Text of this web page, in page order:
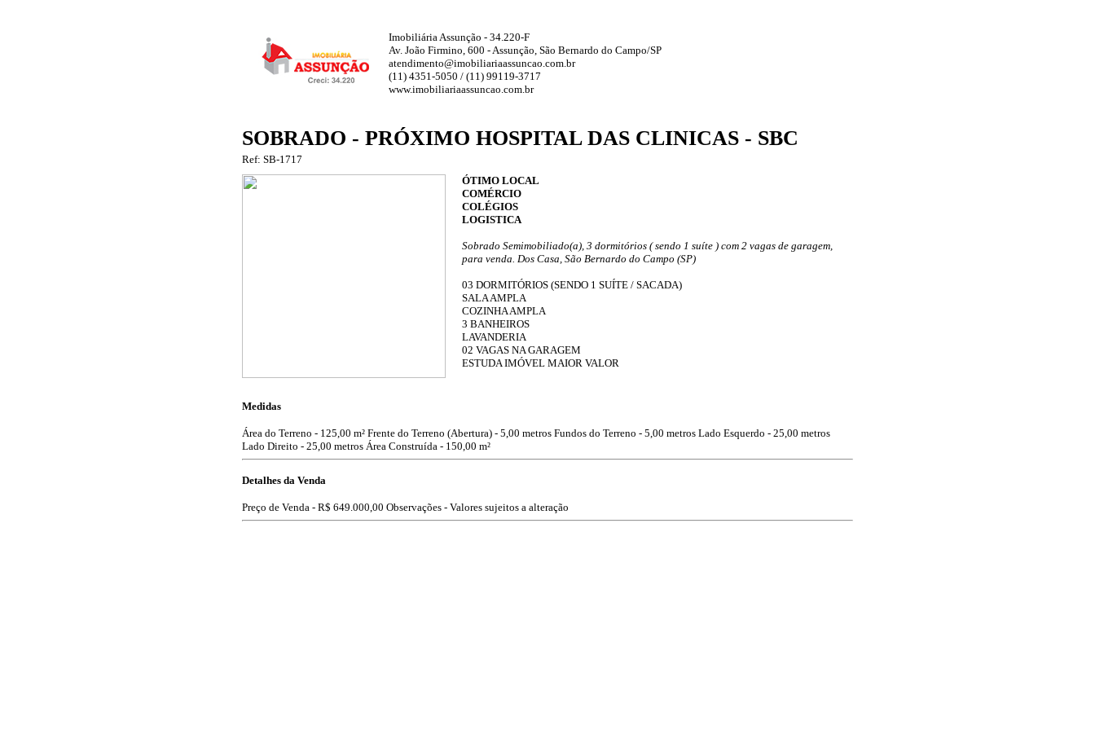
Imobiliária Assunção - 34.220-F
Av. João Firmino, 600 - Assunção, São Bernardo do Campo/SP
atendimento@imobiliariaassuncao.com.br
(11) 4351-5050 / (11) 99119-3717
www.imobiliariaassuncao.com.br
SOBRADO - PRÓXIMO HOSPITAL DAS CLINICAS - SBC
Ref: SB-1717
ÓTIMO LOCAL
COMÉRCIO
COLÉGIOS
LOGISTICA
Sobrado Semimobiliado(a), 3 dormitórios ( sendo 1 suíte ) com 2 vagas de garagem,
para venda. Dos Casa, São Bernardo do Campo (SP)
03 DORMITÓRIOS (SENDO 1 SUÍTE / SACADA)
SALA AMPLA
COZINHA AMPLA
3 BANHEIROS
LAVANDERIA
02 VAGAS NA GARAGEM
ESTUDA IMÓVEL MAIOR VALOR
Medidas
Área do Terreno - 125,00 m² Frente do Terreno (Abertura) - 5,00 metros Fundos do Terreno - 5,00 metros Lado Esquerdo - 25,00 metros
Lado Direito - 25,00 metros Área Construída - 150,00 m²
Detalhes da Venda
Preço de Venda - R$ 649.000,00 Observações - Valores sujeitos a alteração